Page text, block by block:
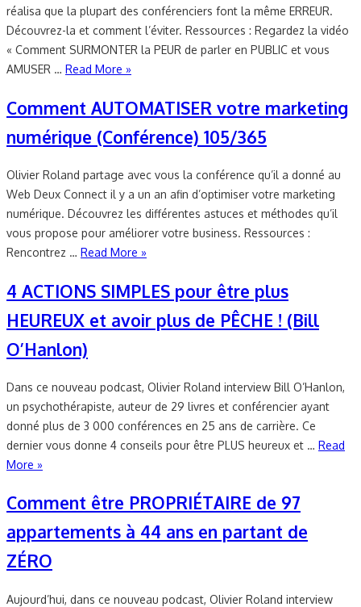
réalisa que la plupart des conférenciers font la même ERREUR.
Découvrez-la et comment l’éviter. Ressources : Regardez la vidéo
« Comment SURMONTER la PEUR de parler en PUBLIC et vous
AMUSER … Read More »
Comment AUTOMATISER votre marketing
numérique (Conférence) 105/365
Olivier Roland partage avec vous la conférence qu’il a donné au
Web Deux Connect il y a un an afin d’optimiser votre marketing
numérique. Découvrez les différentes astuces et méthodes qu’il
vous propose pour améliorer votre business. Ressources :
Rencontrez … Read More »
4 ACTIONS SIMPLES pour être plus
HEUREUX et avoir plus de PÊCHE ! (Bill
O’Hanlon)
Dans ce nouveau podcast, Olivier Roland interview Bill O’Hanlon,
un psychothérapiste, auteur de 29 livres et conférencier ayant
donné plus de 3 000 conférences en 25 ans de carrière. Ce
dernier vous donne 4 conseils pour être PLUS heureux et … Read
More »
Comment être PROPRIÉTAIRE de 97
appartements à 44 ans en partant de
ZÉRO
Aujourd’hui, dans ce nouveau podcast, Olivier Roland interview